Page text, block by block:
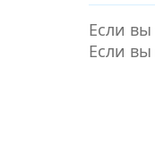
Если вы
Если вы